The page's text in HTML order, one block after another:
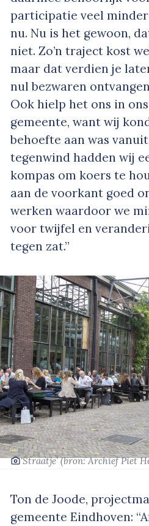
participatie veel
nu. Nu is het gewoon,
niet. Zo’n traject kost
maar dat verdien je
nul bezwaren
Ook hielp het ons in
gemeente, want wij
behoefte aan was
tegenwind hadden wij
kompas om koers te
aan de voorkant goed
werken waardoor we
voor twijfel en
tegen zat.”
‘Straatje’(bron: Archief Piet
Ton de Joode,
gemeente Eindhoven: